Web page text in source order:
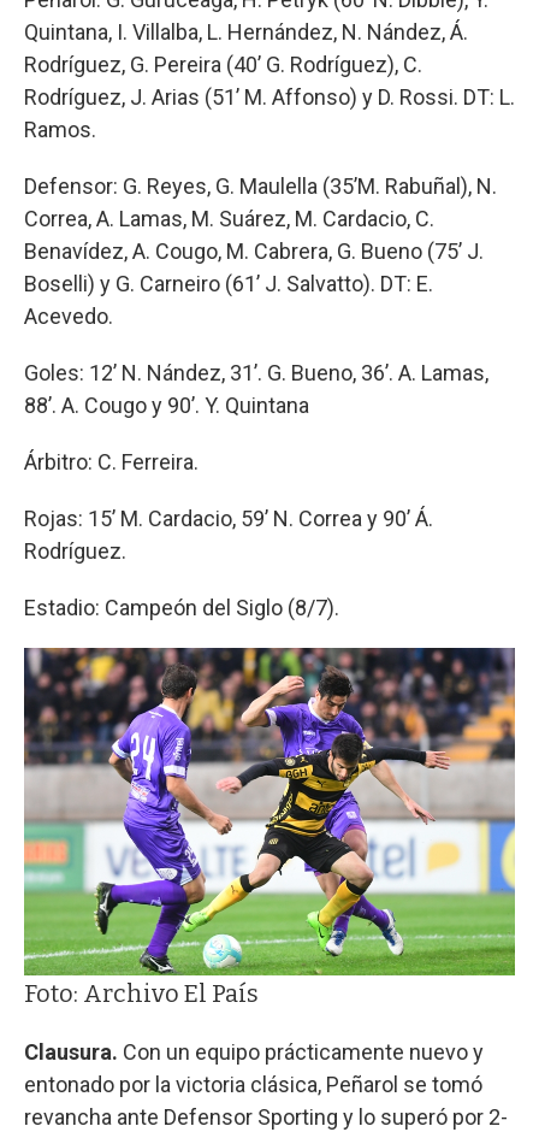
Quintana, I. Villalba, L. Hernández, N. Nández, Á.
Rodríguez, G. Pereira (40’ G. Rodríguez), C.
Rodríguez, J. Arias (51’ M. Affonso) y D. Rossi. DT: L.
Ramos.
Defensor: G. Reyes, G. Maulella (35’M. Rabuñal), N.
Correa, A. Lamas, M. Suárez, M. Cardacio, C.
Benavídez, A. Cougo, M. Cabrera, G. Bueno (75’ J.
Boselli) y G. Carneiro (61’ J. Salvatto). DT: E.
Acevedo.
Goles: 12’ N. Nández, 31’. G. Bueno, 36’. A. Lamas,
88’. A. Cougo y 90’. Y. Quintana
Árbitro: C. Ferreira.
Rojas: 15’ M. Cardacio, 59’ N. Correa y 90’ Á.
Rodríguez.
Estadio: Campeón del Siglo (8/7).
Foto: Archivo El País
Clausura. Con un equipo prácticamente nuevo y
entonado por la victoria clásica, Peñarol se tomó
revancha ante Defensor Sporting y lo superó por 2-